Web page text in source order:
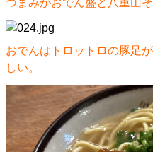
つまみがおでん盛と八重山
おでんはトロットロの豚足
しい。